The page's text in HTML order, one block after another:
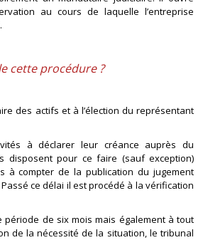
au cours de laquelle l’entreprise
cette procédure ?
des actifs et à l’élection du représentant
à déclarer leur créance auprès du
disposent pour ce faire (sauf exception)
à compter de la publication du jugement
Passé ce délai il est procédé à la vérification
période de six mois mais également à tout
de la nécessité de la situation, le tribunal